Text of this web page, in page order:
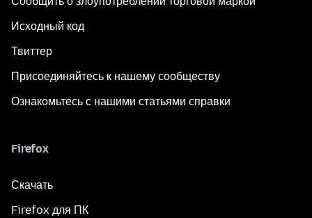
Исходный код
Твиттер
Присоединяйтесь к нашему сообществу
Ознакомьтесь с нашими статьями справки
Firefox
Скачать
Firefox для ПК